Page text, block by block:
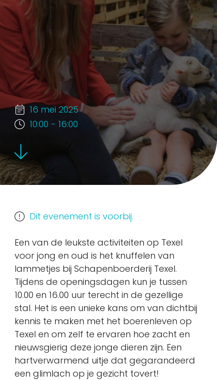
16 mei 2025
10:00 - 16:00
Dit evenement is voorbij.
Een van de leukste activiteiten op Texel
voor jong en oud is het knuffelen van
lammetjes bij Schapenboerderij Texel.
Tijdens de openingsdagen kun je tussen
10.00 en 16.00 uur terecht in de gezellige
stal. Het is een unieke kans om van dichtbij
kennis te maken met het boerenleven op
Texel en om zelf te ervaren hoe zacht en
nieuwsgierig deze jonge dieren zijn. Een
hartverwarmend uitje dat gegarandeerd
een glimlach op je gezicht tovert!